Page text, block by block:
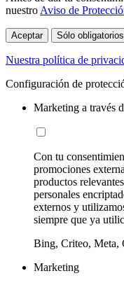
nuestro Aviso de
Aceptar Sólo obligatorios
Nuestra política de
Configuración de
Marketing a través
Con tu
promociones
productos
personales
externos y
siempre que ya
Bing, Criteo, Meta,
Marketing